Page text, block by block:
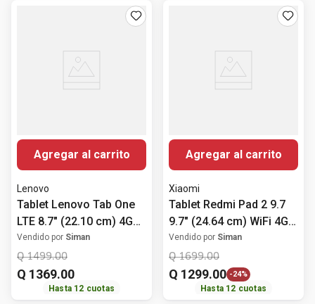
Agregar al carrito
Lenovo
Tablet Lenovo Tab One
LTE 8.7" (22.10 cm) 4GB
RAM 128GB ROM+ Folio
Case
Vendido por Siman
Q 1499.00
Q 1369.00
Hasta 12 cuotas
Agregar al carrito
Xiaomi
Tablet Redmi Pad 2 9.7
9.7" (24.64 cm) WiFi 4GB
RAM 128GB ROM Gris
Vendido por Siman
Q 1699.00
Q 1299.00 -24%
Hasta 12 cuotas